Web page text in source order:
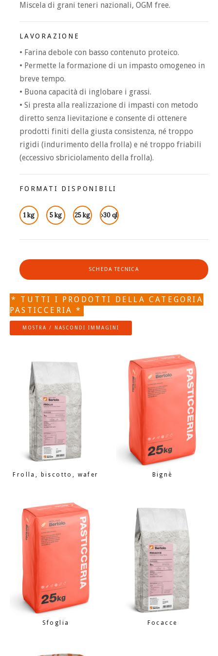
Miscela di grani teneri nazionali, OGM free.
LAVORAZIONE
• Farina debole con basso contenuto proteico.
• Permette la formazione di un impasto omogeneo in
breve tempo.
• Buona capacità di inglobare i grassi.
• Si presta alla realizzazione di impasti con metodo
diretto senza lievitazione e consente di ottenere
prodotti finiti della giusta consistenza, né troppo
rigidi (indurimento della frolla) e né troppo friabili
(eccessivo sbriciolamento della frolla).
FORMATI DISPONIBILI
1 kg 5 kg 25 kg ›30 ql
SCHEDA TECNICA
* TUTTI I PRODOTTI DELLA CATEGORIA
PASTICCERIA *
MOSTRA / NASCONDI IMMAGINI
Frolla, biscotto, wafer Bignè
Sfoglia Focacce